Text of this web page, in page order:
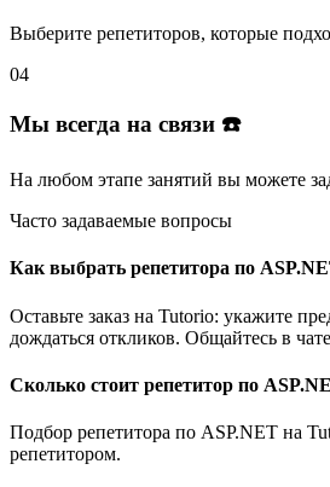
Выберите репетиторов, которые
04
Мы всегда на связи ☎️
На любом этапе занятий вы можете
Часто задаваемые вопросы
Как выбрать репетитора по
Оставьте заказ на Tutorio: укажите
дождаться откликов. Общайтесь в
Сколько стоит репетитор по
Подбор репетитора по ASP.NET на
репетитором.